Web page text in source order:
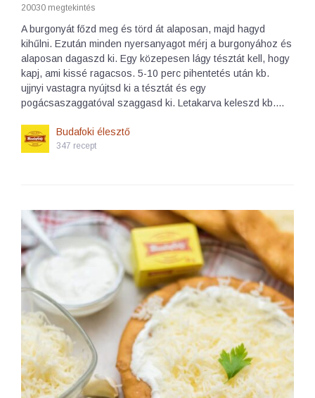
20030 megtekintés
A burgonyát főzd meg és törd át alaposan, majd hagyd
kihűlni. Ezután minden nyersanyagot mérj a burgonyához és
alaposan dagaszd ki. Egy közepesen lágy tésztát kell, hogy
kapj, ami kissé ragacsos. 5-10 perc pihentetés után kb.
ujjnyi vastagra nyújtsd ki a tésztát és egy
pogácsaszaggatóval szaggasd ki. Letakarva keleszd kb.…
Budafoki élesztő
347 recept